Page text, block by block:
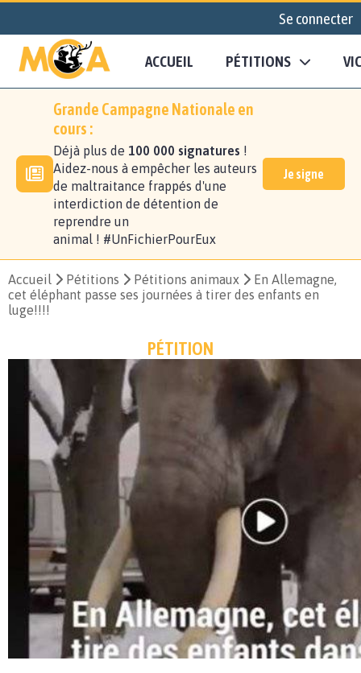
Se connecter
ACCUEIL PÉTITIONS
Grande Campagne Nationale en
cours :
Déjà plus de 100 000 signatures !
Aidez-nous à empêcher les auteurs
de maltraitance frappés d'une
interdiction de détention de
reprendre un
animal ! #UnFichierPourEux
Je signe
Accueil Pétitions Pétitions animaux
En Allemagne,
cet éléphant passe ses journées à tirer des enfants en
luge!!!!
PÉTITION